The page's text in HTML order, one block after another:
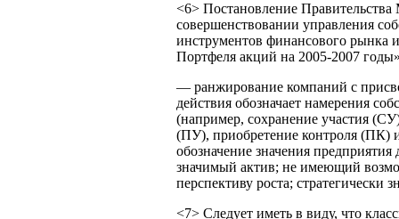
<6> Постановление
совершенствовании управления
инструментов финансового рынка
Портфеля акций на 2005-2007
— ранжирование компаний с
действия обозначает намерения
(например, сохранение участия
(ПУ), приобретение контроля (ПК)
обозначение значения
значимый актив; не имеющий
перспективу роста; стратегически
<7> Следует иметь в виду, что